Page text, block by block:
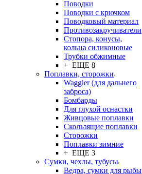
Поводки
Поводки с крючком
Поводковый материал
Противозакручиватели
Стопора, конусы,
кольца силиконовые
Трубки обжимные
+ ЕЩЕ 8
Поплавки, сторожки
Waggler (для дальнего
заброса)
Бомбарды
Для глухой оснастки
Живцовые поплавки
Скользящие поплавки
Сторожки
Поплавки зимние
+ ЕЩЕ 3
Сумки, чехлы, тубусы
Ведра, сумки для рыбы